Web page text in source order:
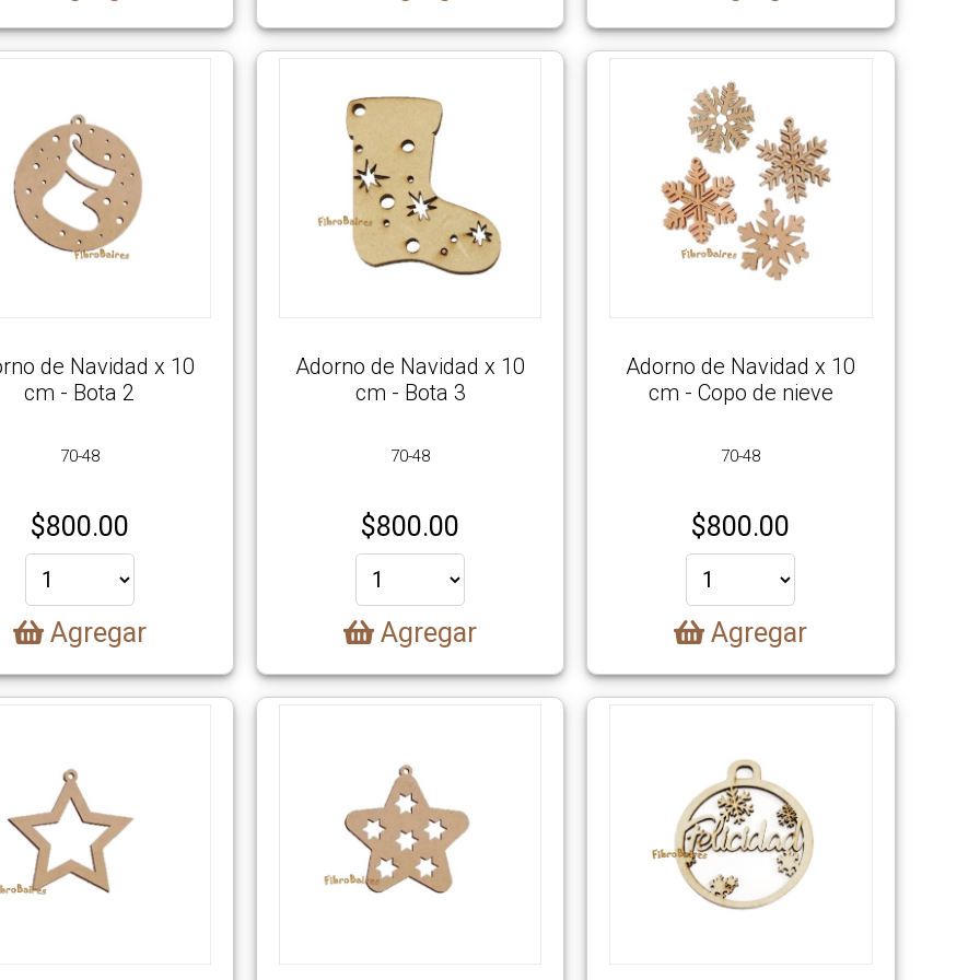
de Navidad x 10
cm - Bota 2
70-48
$800.00
Agregar
Adorno de Navidad x 10
cm - Bota 3
70-48
$800.00
Agregar
Adorno de Navidad x 10
cm - Copo de nieve
70-48
$800.00
Agregar